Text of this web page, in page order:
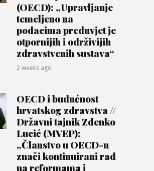
(OECD): „Upravljanje
temeljeno na
podacima preduvjet je
otpornijih i održivijih
zdravstvenih sustava“
2 weeks ago
OECD i budućnost
hrvatskog zdravstva //
Državni tajnik Zdenko
Lucić (MVEP):
„Članstvo u OECD-u
znači kontinuirani rad
na reformama i